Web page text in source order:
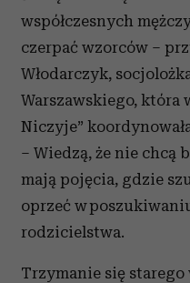
współczesnych
czerpać wzorców –
Włodarczyk,
Warszawskiego, która
Niczyje”
– Wiedzą, że nie chcą
mają pojęcia, gdzie
oprzeć w
rodzicielstwa.
Trzymanie się starego